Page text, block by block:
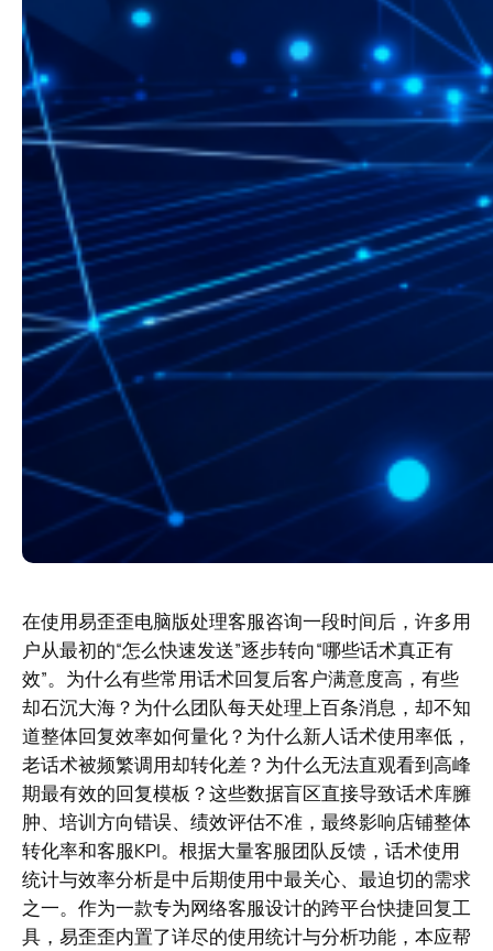
在使用易歪歪电脑版处理客服咨询一段时间后，许多用
户从最初的“怎么快速发送”逐步转向“哪些话术真正有
效”。为什么有些常用话术回复后客户满意度高，有些
却石沉大海？为什么团队每天处理上百条消息，却不知
道整体回复效率如何量化？为什么新人话术使用率低，
老话术被频繁调用却转化差？为什么无法直观看到高峰
期最有效的回复模板？这些数据盲区直接导致话术库臃
肿、培训方向错误、绩效评估不准，最终影响店铺整体
转化率和客服KPI。根据大量客服团队反馈，话术使用
统计与效率分析是中后期使用中最关心、最迫切的需求
之一。作为一款专为网络客服设计的跨平台快捷回复工
具，易歪歪内置了详尽的使用统计与分析功能，本应帮